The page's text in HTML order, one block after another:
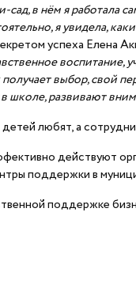
сад, в нём я работала
я увидела,
успеха Елена
выбор, свой
школе, развивают
любят, а
действуют
поддержки в
поддержке